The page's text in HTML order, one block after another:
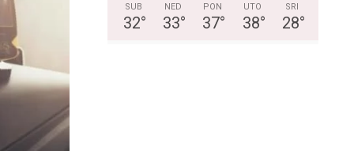
SUB
32°
NED
33°
PON
37°
UTO
38°
SRI
28°